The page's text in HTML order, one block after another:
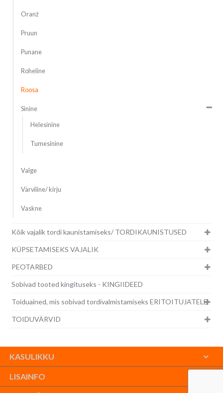
Oranž
Pruun
Punane
Roheline
Roosa
Sinine
Helesinine
Tumesinine
Valge
Värviline/ kirju
Vaskne
Kõik vajalik tordi kaunistamiseks/ TORDIKAUNISTUSED
KÜPSETAMISEKS VAJALIK
PEOTARBED
Sobivad tooted kingituseks - KINGIIDEED
Toiduained, mis sobivad tordivalmistamiseks ERITOITUJATELE
TOIDUVÄRVID
KASULIKKU
LISAINFO